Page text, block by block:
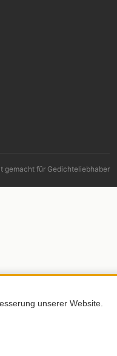
gemacht für Gedichteliebhaber
unserer Website.